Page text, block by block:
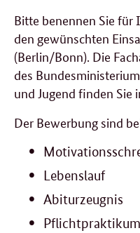
Bitte benennen Sie für
den gewünschten
(Berlin/Bonn). Die
des
und Jugend finden Sie
Der Bewerbung sind
Lebenslauf
Abiturzeugnis